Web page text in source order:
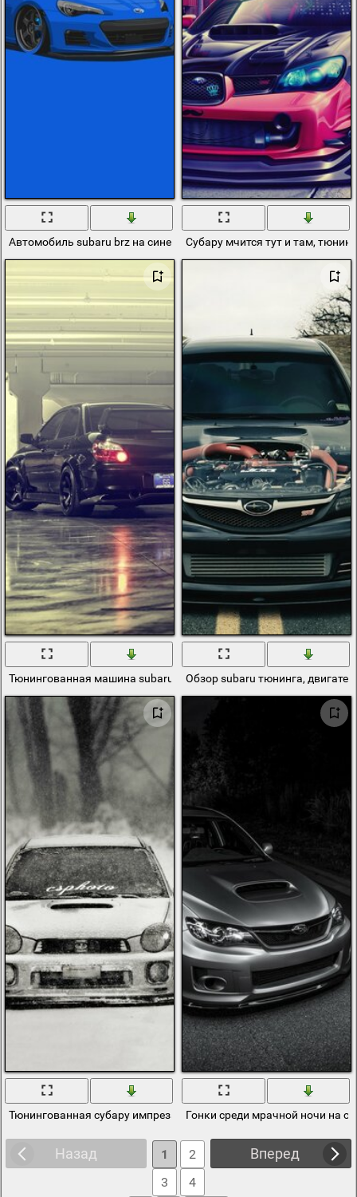
Автомобиль subaru brz на синем фонеСубару мчится тут и там,
Тюнингованная машина subaru impreza на стоянке
Обзор subaru тюнинга,
Тюнингованная субару импреза зимойГонки среди мрачной ночи на
Назад Вперед
1
2
3
4